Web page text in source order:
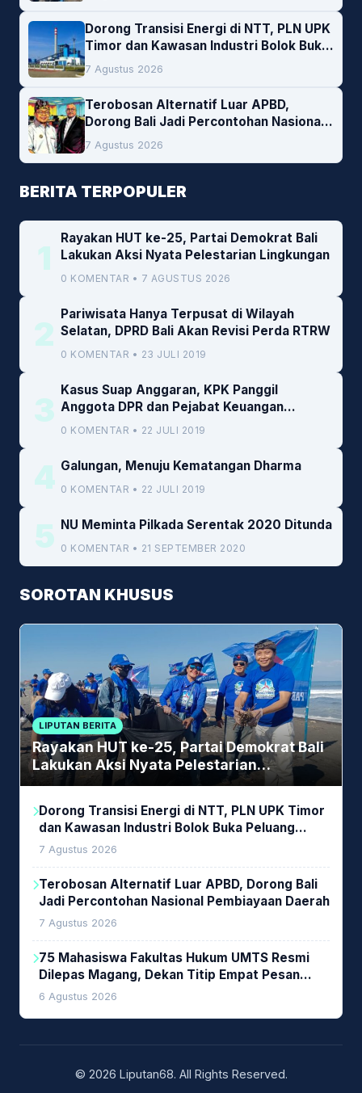
Dorong Transisi Energi di NTT, PLN UPK
Timor dan Kawasan Industri Bolok Buka
Peluang Investasi Woodchip untuk
Cofiring PLTU Bolok
7 Agustus 2026
Terobosan Alternatif Luar APBD,
Dorong Bali Jadi Percontohan Nasional
Pembiayaan Daerah
7 Agustus 2026
BERITA TERPOPULER
1
Rayakan HUT ke-25, Partai Demokrat Bali
Lakukan Aksi Nyata Pelestarian Lingkungan
0 KOMENTAR • 7 AGUSTUS 2026
2
Pariwisata Hanya Terpusat di Wilayah
Selatan, DPRD Bali Akan Revisi Perda RTRW
0 KOMENTAR • 23 JULI 2019
3
Kasus Suap Anggaran, KPK Panggil
Anggota DPR dan Pejabat Keuangan
Kemenkeu
0 KOMENTAR • 22 JULI 2019
4 Galungan, Menuju Kematangan Dharma
0 KOMENTAR • 22 JULI 2019
5 NU Meminta Pilkada Serentak 2020 Ditunda
0 KOMENTAR • 21 SEPTEMBER 2020
SOROTAN KHUSUS
LIPUTAN BERITA
Rayakan HUT ke-25, Partai Demokrat Bali
Lakukan Aksi Nyata Pelestarian
Lingkungan
Dorong Transisi Energi di NTT, PLN UPK Timor
dan Kawasan Industri Bolok Buka Peluang
Investasi Woodchip untuk Cofiring PLTU Bolok
7 Agustus 2026
Terobosan Alternatif Luar APBD, Dorong Bali
Jadi Percontohan Nasional Pembiayaan Daerah
7 Agustus 2026
75 Mahasiswa Fakultas Hukum UMTS Resmi
Dilepas Magang, Dekan Titip Empat Pesan
Penting
6 Agustus 2026
© 2026 Liputan68. All Rights Reserved.